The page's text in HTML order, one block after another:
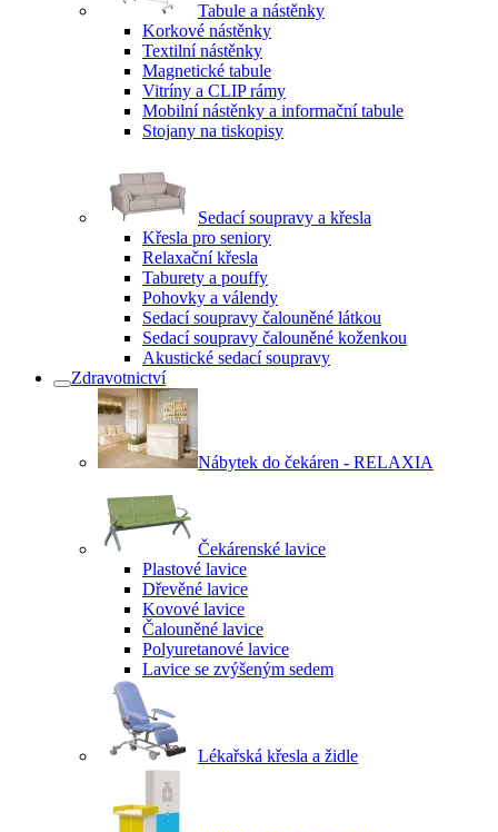
Tabule a nástěnky
Korkové nástěnky
Textilní nástěnky
Magnetické tabule
Vitríny a CLIP rámy
Mobilní nástěnky a informační tabule
Stojany na tiskopisy
Sedací soupravy a křesla
Křesla pro seniory
Relaxační křesla
Taburety a pouffy
Pohovky a válendy
Sedací soupravy čalouněné látkou
Sedací soupravy čalouněné koženkou
Akustické sedací soupravy
Zdravotnictví
Nábytek do čekáren - RELAXIA
Čekárenské lavice
Plastové lavice
Dřevěné lavice
Kovové lavice
Čalouněné lavice
Polyuretanové lavice
Lavice se zvýšeným sedem
Lékařská křesla a židle